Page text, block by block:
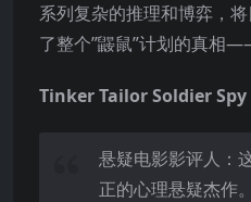
系列复杂的推理和博弈，
了整个”鼹鼠”计划的真相
Tinker Tailor Soldier Spy
悬疑电影影评人：
正的心理悬疑杰作。